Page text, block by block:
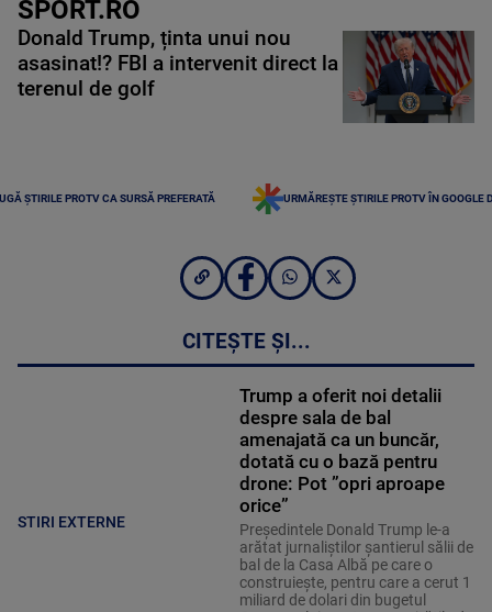
SPORT.RO
Donald Trump, ținta unui nou
asasinat!? FBI a intervenit direct la
terenul de golf
ȘTIRILE PROTV CA SURSĂ PREFERATĂ URMĂREȘTE ȘTIRILE PROTV ÎN GOOGLE
CITEȘTE ȘI...
STIRI EXTERNE
Trump a oferit noi detalii
despre sala de bal
amenajată ca un buncăr,
dotată cu o bază pentru
drone: Pot ”opri aproape
orice”
Președintele Donald Trump le-a
arătat jurnaliștilor șantierul sălii de
bal de la Casa Albă pe care o
construiește, pentru care a cerut 1
miliard de dolari din bugetul